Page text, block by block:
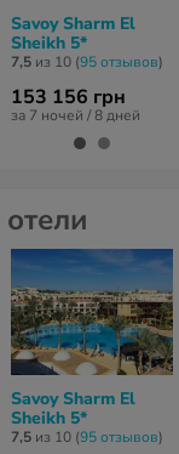
Savoy Sharm El
Sheikh 5*
7,5 из 10 (95 отзывов)
153 156 грн
за 7 ночей / 8 дней
Savoy Sharm El
Sheikh 5*
7,5 из 10 (95 отзывов)